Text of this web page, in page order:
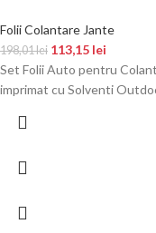
Folii Colantare Jante
198,01lei 113,15 lei
Set Folii Auto pentru
imprimat cu Solventi